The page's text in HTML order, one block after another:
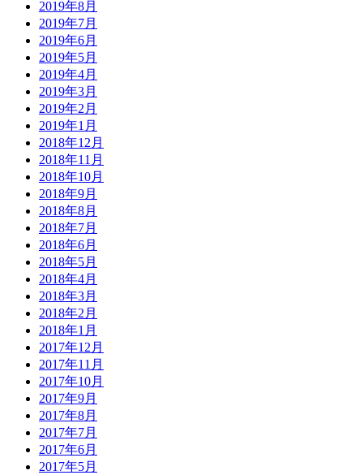
2019年8月
2019年7月
2019年6月
2019年5月
2019年4月
2019年3月
2019年2月
2019年1月
2018年12月
2018年11月
2018年10月
2018年9月
2018年8月
2018年7月
2018年6月
2018年5月
2018年4月
2018年3月
2018年2月
2018年1月
2017年12月
2017年11月
2017年10月
2017年9月
2017年8月
2017年7月
2017年6月
2017年5月